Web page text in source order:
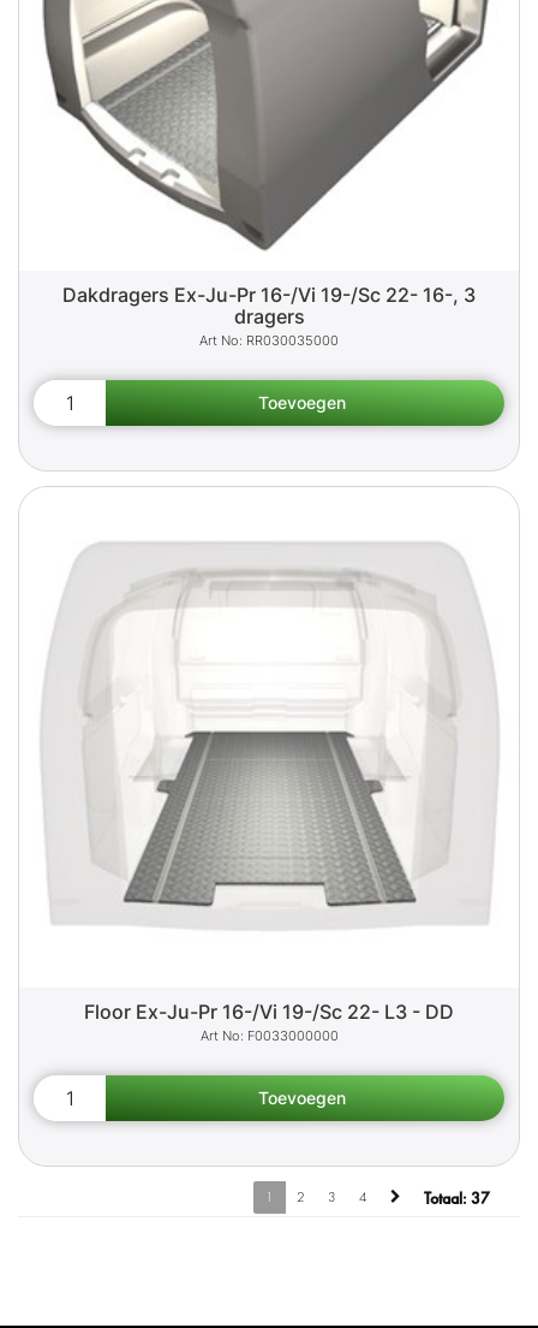
Dakdragers Ex-Ju-Pr 16-/Vi 19-/Sc 22- 16-, 3
dragers
RR030035000
Floor Ex-Ju-Pr 16-/Vi 19-/Sc 22- L3 - DD
F0033000000
1 2 3 4 Totaal: 37